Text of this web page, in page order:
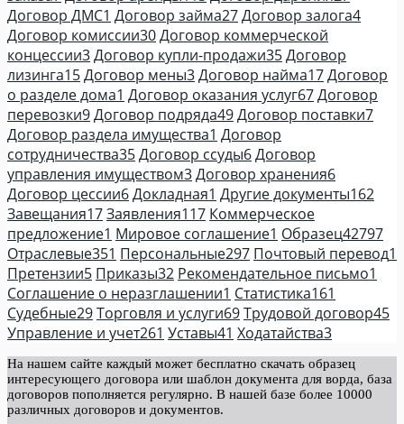
Договор ДМС1 Договор займа27Договор залога4
Договор комиссии30Договор коммерческой
концессии3Договор купли-продажи35Договор
лизинга15Договор мены3Договор найма17Договор
о разделе дома1 Договор оказания услуг67Договор
перевозки9Договор подряда49Договор поставки7
Договор раздела имущества1 Договор
сотрудничества35Договор ссуды6Договор
управления имуществом3Договор хранения6
Договор цессии6Докладная1 Другие документы162
Завещания17Заявления117 Коммерческое
предложение1 Мировое соглашение1 Образец42797
Отраслевые351 Персональные297 Почтовый перевод1
Претензии5 Приказы32 Рекомендательное письмо1
Соглашение о неразглашении1 Статистика161
Судебные29Торговля и услуги69Трудовой договор45
Управление и учет261 Уставы41 Ходатайства3
На нашем сайте каждый может бесплатно скачать образец
интересующего договора или шаблон документа для ворда, база
договоров пополняется регулярно. В нашей базе более 10000
различных договоров и документов.